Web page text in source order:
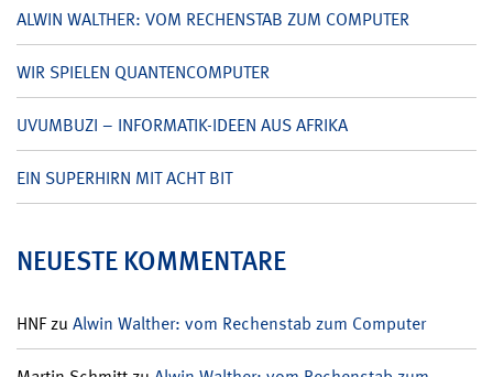
ALWIN WALTHER: VOM RECHENSTAB ZUM COMPUTER
WIR SPIELEN QUANTENCOMPUTER
UVUMBUZI – INFORMATIK-IDEEN AUS AFRIKA
EIN SUPERHIRN MIT ACHT BIT
NEUESTE KOMMENTARE
HNFzu Alwin Walther: vom Rechenstab zum Computer